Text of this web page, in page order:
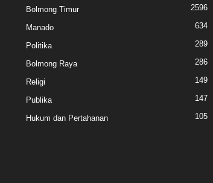
Bolmong Timur 2596
Manado 634
Politika 289
Bolmong Raya 286
Religi 149
Publika 147
Hukum dan Pertahanan 105